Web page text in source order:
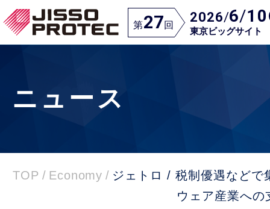
第27回 2026/6/10
東京ビッグサイト
ニュース
TOP / Economy / ジェトロ / 税制優遇などで
ウェア産業へ